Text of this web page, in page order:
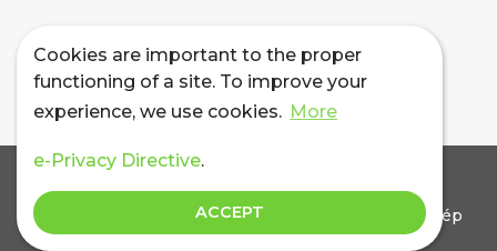
Cookies are important to the proper
functioning of a site. To improve your
experience, we use cookies. More
e-Privacy Directive.
ACCEPT
Copyright © Átkelő Galéria. 2026 Minden jog
fenntartva! • A honlapon található összes szöveg, kép
és videó a Átkelő Galéria tulajdonát képezi. Azok